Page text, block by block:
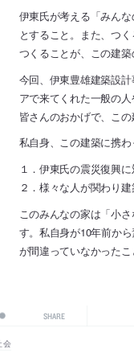
伊東氏が考える「みん
とすること。また、つ
つくることが、この建築
今回、伊東豊雄建築設
アで来てくれた一般の
皆さんのおかげで、こ
私自身、この建築に携わ
１．伊東氏の震災復興
２．様々な人が関わり
このみんなの家は「小
す。私自身が10年前か
が間違っていなかったこ
SHARE
会